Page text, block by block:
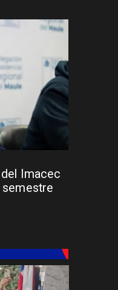
Imacec
semestre